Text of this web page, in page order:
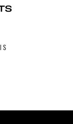
audio
(CITZ)